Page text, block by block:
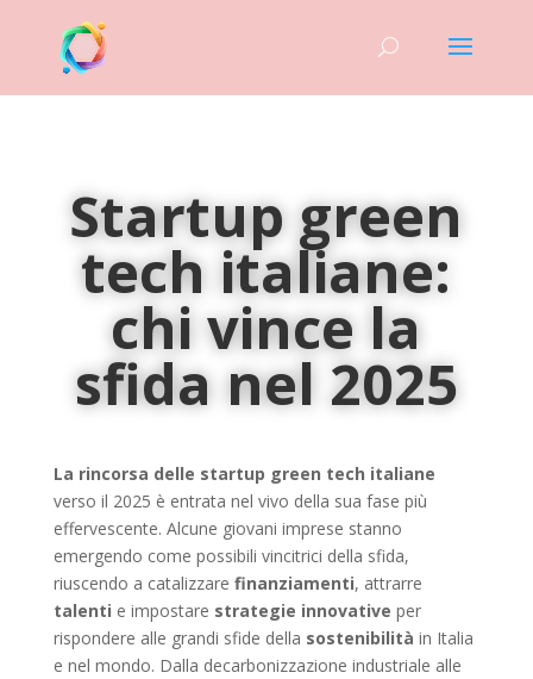
Startup green
tech italiane:
chi vince la
sfida nel 2025
La rincorsa delle startup green tech italiane
verso il 2025 è entrata nel vivo della sua fase più
effervescente. Alcune giovani imprese stanno
emergendo come possibili vincitrici della sfida,
riuscendo a catalizzare finanziamenti, attrarre
talenti e impostare strategie innovative per
rispondere alle grandi sfide della sostenibilità in Italia
e nel mondo. Dalla decarbonizzazione industriale alle